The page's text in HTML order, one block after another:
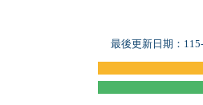
最後更新日期：